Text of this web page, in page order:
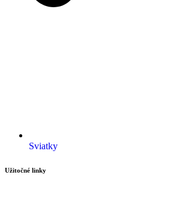
Sviatky
Užitočné linky